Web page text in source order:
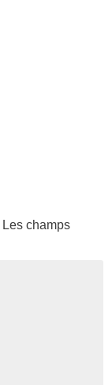
Les champs